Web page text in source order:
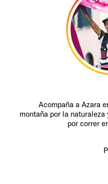
Acompaña a Azara
montaña por la
por correr